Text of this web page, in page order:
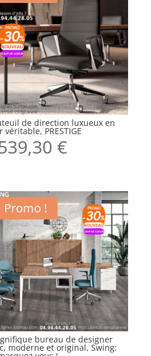
de direction luxueux en
véritable, PRESTIGE
€
Promo !
bureau de designer
moderne et original, Swing: